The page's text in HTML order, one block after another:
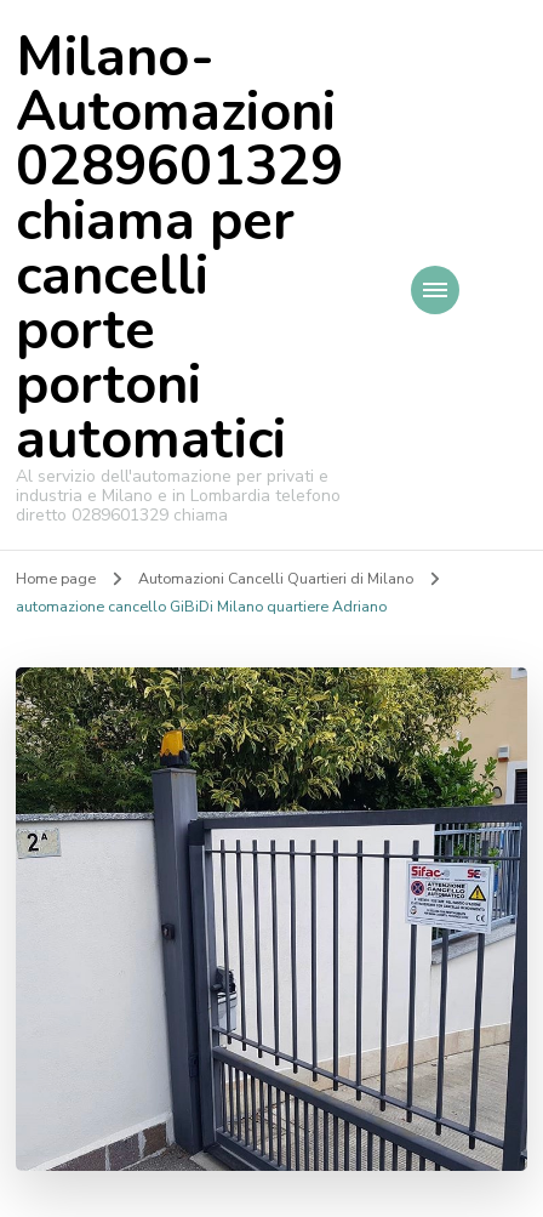
Milano-
Automazioni
0289601329
chiama per
cancelli
porte
portoni
automatici
Al servizio dell'automazione per privati e
industria e Milano e in Lombardia telefono
diretto 0289601329 chiama
Home page
Automazioni Cancelli Quartieri di Milano
automazione cancello GiBiDi Milano quartiere Adriano